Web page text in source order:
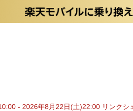
・ジャパン
- 2026年8月22日(土)22:00 リンクシ